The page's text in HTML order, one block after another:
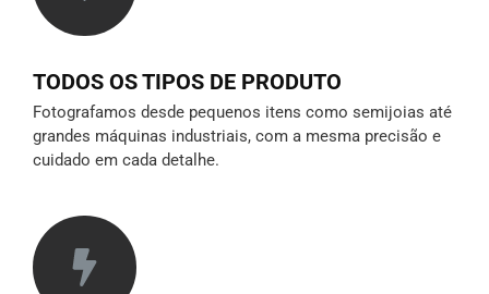
TODOS OS TIPOS DE PRODUTO
Fotografamos desde pequenos itens como semijoias até
grandes máquinas industriais, com a mesma precisão e
cuidado em cada detalhe.